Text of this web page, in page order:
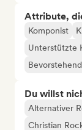
Attribute,
Komponist
Unterstützte
Du willst
Alternativer
Christian